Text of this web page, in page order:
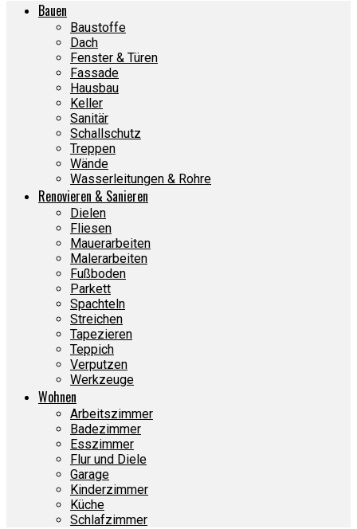
Bauen
Baustoffe
Dach
Fenster & Türen
Fassade
Hausbau
Keller
Sanitär
Schallschutz
Treppen
Wände
Wasserleitungen & Rohre
Renovieren & Sanieren
Dielen
Fliesen
Mauerarbeiten
Malerarbeiten
Fußboden
Parkett
Spachteln
Streichen
Tapezieren
Teppich
Verputzen
Werkzeuge
Wohnen
Arbeitszimmer
Badezimmer
Esszimmer
Flur und Diele
Garage
Kinderzimmer
Küche
Schlafzimmer